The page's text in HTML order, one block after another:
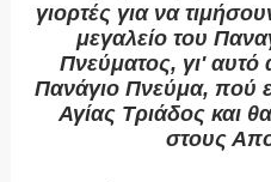
γιορτές για να
μεγαλείο του
Πνεύματος, γι' αυτό
Πανάγιο Πνεύμα, πού
Αγίας Τριάδος και
στους